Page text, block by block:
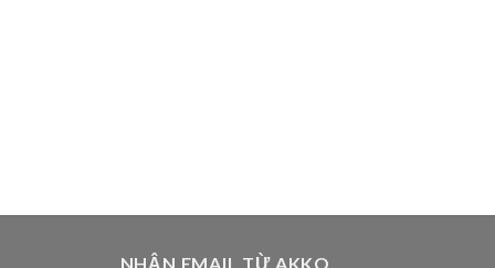
NHẬN EMAIL TỪ AKKO